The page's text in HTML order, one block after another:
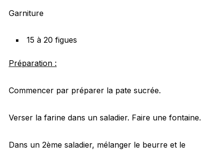
Garniture
15 à 20 figues
Préparation :
Commencer par préparer la pate sucrée.
Verser la farine dans un saladier. Faire une fontaine.
Dans un 2ème saladier, mélanger le beurre et le